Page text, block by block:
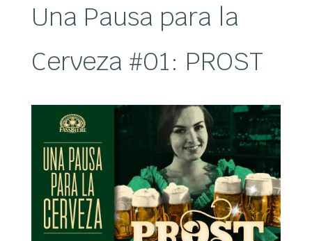
Una Pausa para la
Cerveza #01: PROST